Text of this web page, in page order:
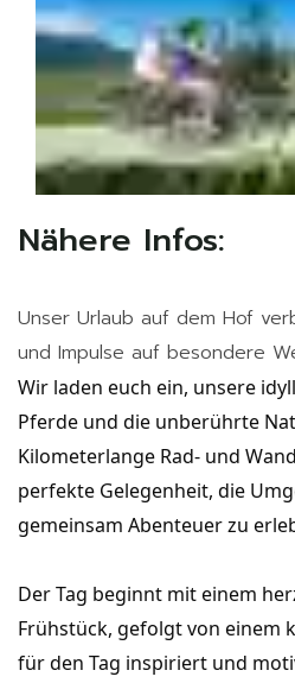
Nähere Infos:
Unser Urlaub auf dem Hof
und Impulse auf besondere
Wir laden euch ein, unsere
Pferde und die unberührte
Kilometerlange Rad- und
perfekte Gelegenheit, die
gemeinsam Abenteuer zu
Der Tag beginnt mit einem
Frühstück, gefolgt von einem
für den Tag inspiriert und